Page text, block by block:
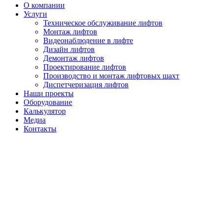
О компании
Услуги
Техническое обслуживание лифтов
Монтаж лифтов
Видеонаблюдение в лифте
Дизайн лифтов
Демонтаж лифтов
Проектирование лифтов
Производство и монтаж лифтовых шахт
Диспетчеризация лифтов
Наши проекты
Оборудование
Калькулятор
Медиа
Контакты